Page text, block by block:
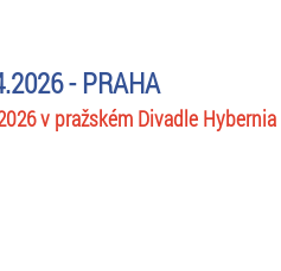
- PRAHA
v pražském Divadle Hybernia